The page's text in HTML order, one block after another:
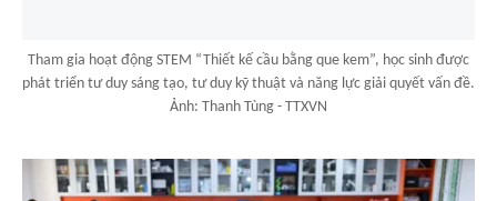
Tham gia hoạt động STEM “Thiết kế cầu bằng que kem”, học sinh được
phát triển tư duy sáng tạo, tư duy kỹ thuật và năng lực giải quyết vấn đề.
Ảnh: Thanh Tùng - TTXVN